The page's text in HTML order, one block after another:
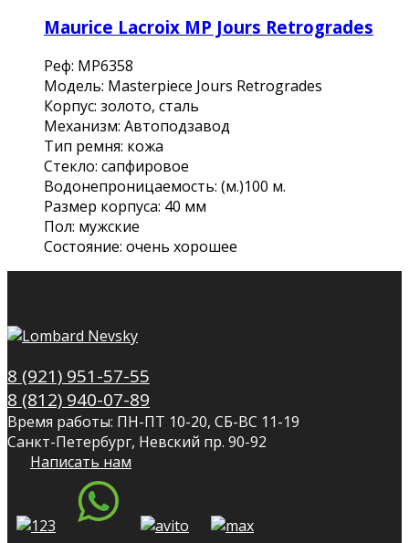
Maurice Lacroix MP Jours Retrogrades
Реф: MP6358
Модель: Masterpiece Jours Retrogrades
Корпус: золото, сталь
Механизм: Автоподзавод
Тип ремня: кожа
Стекло: сапфировое
Водонепроницаемость: (м.)100 м.
Размер корпуса: 40 мм
Пол: мужские
Состояние: очень хорошее
8 (921) 951-57-55
8 (812) 940-07-89
Время работы: ПН-ПТ 10-20, СБ-ВС 11-19
Санкт-Петербург, Невский пр. 90-92
Написать нам